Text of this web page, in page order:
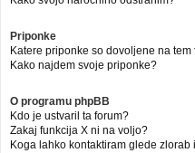
Priponke
Katere priponke so dovoljene na tem
Kako najdem svoje priponke?
O programu phpBB
Kdo je ustvaril ta forum?
Zakaj funkcija X ni na voljo?
Koga lahko kontaktiram glede